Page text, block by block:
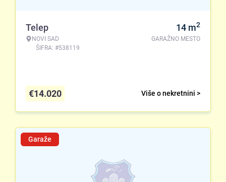
Telep
NOVI SAD
ŠIFRA: #538119
14 m2
GARAŽNO MESTO
Više o nekretnini >
€14.020
Garaže